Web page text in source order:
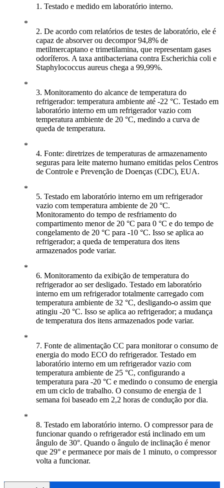
1. Testado e medido em laboratório interno.
2. De acordo com relatórios de testes de laboratório, ele é
capaz de absorver ou decompor 94,8% de
metilmercaptano e trimetilamina, que representam gases
odoríferos. A taxa antibacteriana contra Escherichia coli e
Staphylococcus aureus chega a 99,99%.
3. Monitoramento do alcance de temperatura do
refrigerador: temperatura ambiente até -22 °C. Testado em
laboratório interno em um refrigerador vazio com
temperatura ambiente de 20 °C, medindo a curva de
queda de temperatura.
4. Fonte: diretrizes de temperaturas de armazenamento
seguras para leite materno humano emitidas pelos Centros
de Controle e Prevenção de Doenças (CDC), EUA.
5. Testado em laboratório interno em um refrigerador
vazio com temperatura ambiente de 20 °C.
Monitoramento do tempo de resfriamento do
compartimento menor de 20 °C para 0 °C e do tempo de
congelamento de 20 °C para -10 °C. Isso se aplica ao
refrigerador; a queda de temperatura dos itens
armazenados pode variar.
6. Monitoramento da exibição de temperatura do
refrigerador ao ser desligado. Testado em laboratório
interno em um refrigerador totalmente carregado com
temperatura ambiente de 32 °C, desligando-o assim que
atingiu -20 °C. Isso se aplica ao refrigerador; a mudança
de temperatura dos itens armazenados pode variar.
7. Fonte de alimentação CC para monitorar o consumo de
energia do modo ECO do refrigerador. Testado em
laboratório interno em um refrigerador vazio com
temperatura ambiente de 25 °C, configurando a
temperatura para -20 °C e medindo o consumo de energia
em um ciclo de trabalho. O consumo de energia de 1
semana foi baseado em 2,2 horas de condução por dia.
8. Testado em laboratório interno. O compressor para de
funcionar quando o refrigerador está inclinado em um
ângulo de 30°. Quando o ângulo de inclinação é menor
que 29° e permanece por mais de 1 minuto, o compressor
volta a funcionar.